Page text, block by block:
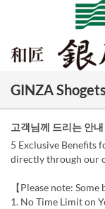
GINZA
고객님께 드리는 안
5 Exclusive Benefits
directly through our
【Please note:
1. No Time Limit on